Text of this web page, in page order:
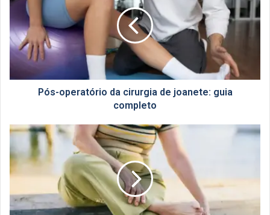
da
cirurgia
de
joanete:
guia
completo
Pós-operatório da cirurgia de joanete: guia
completo
Quando
cirurgia
de